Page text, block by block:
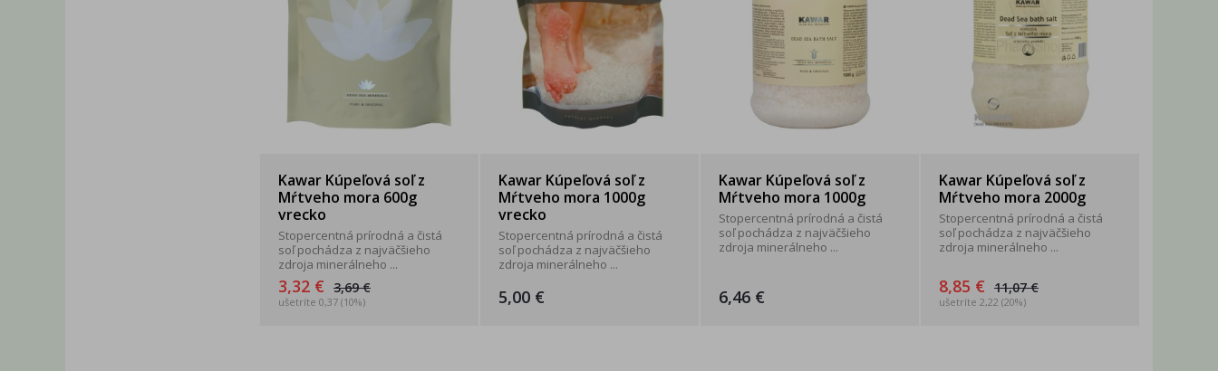
Kawar Kúpeľová soľ z
Mŕtveho mora 600g
vrecko
Stopercentná prírodná a čistá
soľ pochádza z najväčšieho
zdroja minerálneho ...
3,32 € 3,69 €
ušetríte 0,37 (10%)
Kawar Kúpeľová soľ z
Mŕtveho mora 1000g
vrecko
Stopercentná prírodná a čistá
soľ pochádza z najväčšieho
zdroja minerálneho ...
5,00 €
Kawar Kúpeľová soľ z
Mŕtveho mora 1000g
Stopercentná prírodná a čistá
soľ pochádza z najväčšieho
zdroja minerálneho ...
6,46 €
Kawar Kúpeľová soľ z
Mŕtveho mora 2000g
Stopercentná prírodná a čistá
soľ pochádza z najväčšieho
zdroja minerálneho ...
8,85 € 11,07 €
ušetríte 2,22 (20%)